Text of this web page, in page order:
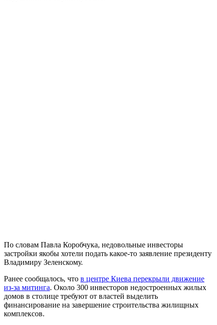
По словам Павла Коробчука, недовольные инвесторы
застройки якобы хотели подать какое-то заявление президенту
Владимиру Зеленскому.
Ранее сообщалось, что в центре Киева перекрыли движение
из-за митинга. Около 300 инвесторов недостроенных жилых
домов в столице требуют от властей выделить
финансирование на завершение строительства жилищных
комплексов.